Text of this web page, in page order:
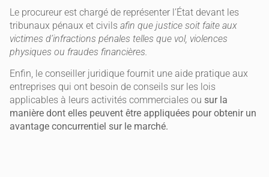
Le procureur est chargé de représenter l’État devant les
tribunaux pénaux et civils afin que justice soit faite aux
victimes d’infractions pénales telles que vol, violences
physiques ou fraudes financières.
Enfin, le conseiller juridique fournit une aide pratique aux
entreprises qui ont besoin de conseils sur les lois
applicables à leurs activités commerciales ou sur la
manière dont elles peuvent être appliquées pour obtenir un
avantage concurrentiel sur le marché.